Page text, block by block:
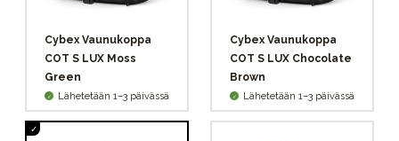
Cybex Vaunukoppa
COT S LUX Moss
Green
Lähetetään 1–3 päivässä
Cybex Vaunukoppa
COT S LUX Chocolate
Brown
Lähetetään 1–3 päivässä